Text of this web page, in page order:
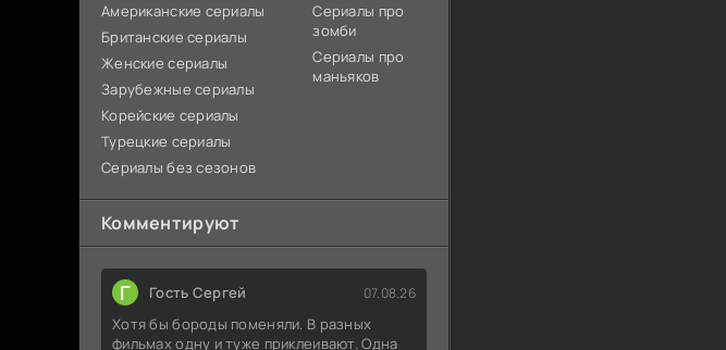
Американские сериалы
Британские сериалы
Женские сериалы
Зарубежные сериалы
Корейские сериалы
Турецкие сериалы
Сериалы без сезонов
Сериалы про
зомби
Сериалы про
маньяков
Комментируют
Г Гость Сергей 07.08.26
Хотя бы бороды поменяли. В разных
фильмах одну и туже приклеивают. Одна